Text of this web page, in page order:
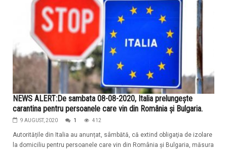
NEWS ALERT:De sambata 08-08-2020, Italia prelungește
carantina pentru persoanele care vin din România şi Bulgaria.
9 AUGUST, 2020 1 412
Autoritățile din Italia au anunțat, sâmbătă, că extind obligaţia de izolare
la domiciliu pentru persoanele care vin din România şi Bulgaria, măsura